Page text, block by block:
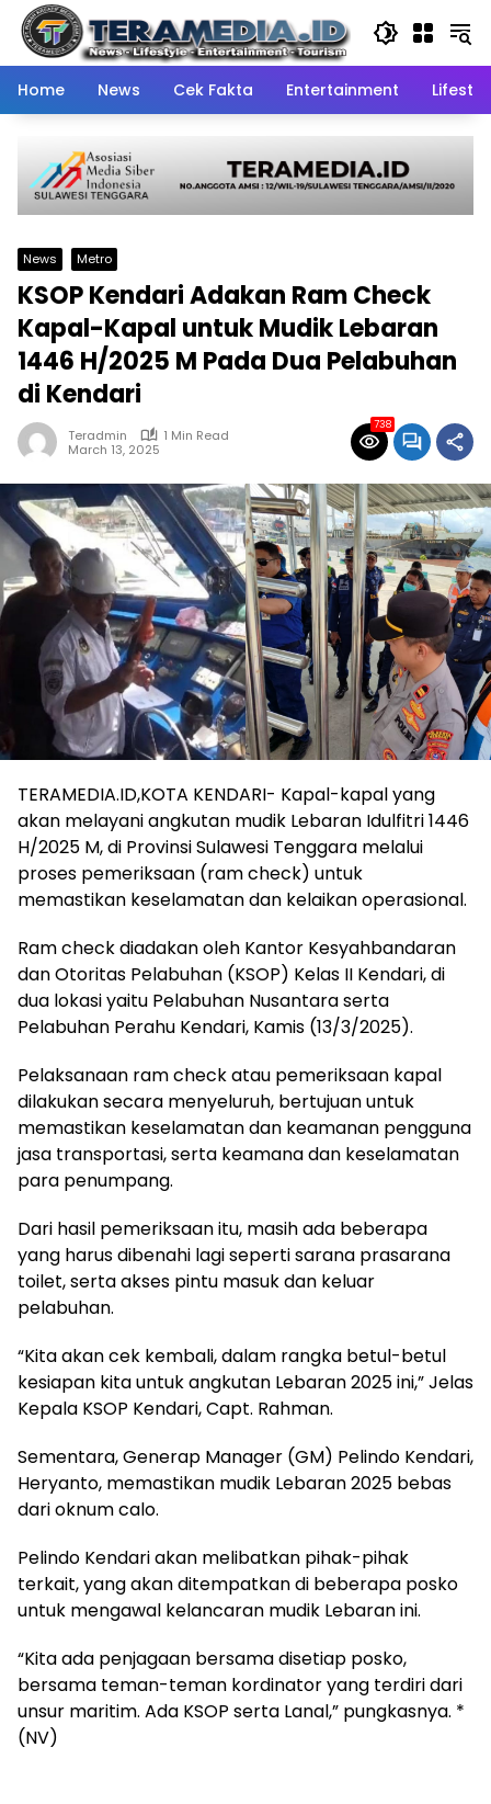
Skip
content
Home
News Cek Fakta Entertainment
News Metro
KSOP Kendari Adakan Ram Check
Kapal-Kapal untuk Mudik Lebaran
1446 H/2025 M Pada Dua Pelabuhan
di Kendari
Teradmin
1 Min Read
March 13, 2025
738
TERAMEDIA.ID,KOTA KENDARI- Kapal-kapal yang
akan melayani angkutan mudik Lebaran Idulfitri 1446
H/2025 M, di Provinsi Sulawesi Tenggara melalui
proses pemeriksaan (ram check) untuk
memastikan keselamatan dan kelaikan operasional.
Ram check diadakan oleh Kantor Kesyahbandaran
dan Otoritas Pelabuhan (KSOP) Kelas II Kendari, di
dua lokasi yaitu Pelabuhan Nusantara serta
Pelabuhan Perahu Kendari, Kamis (13/3/2025).
Pelaksanaan ram check atau pemeriksaan kapal
dilakukan secara menyeluruh, bertujuan untuk
memastikan keselamatan dan keamanan pengguna
jasa transportasi, serta keamana dan keselamatan
para penumpang.
Dari hasil pemeriksaan itu, masih ada beberapa
yang harus dibenahi lagi seperti sarana prasarana
toilet, serta akses pintu masuk dan keluar
pelabuhan.
“Kita akan cek kembali, dalam rangka betul-betul
kesiapan kita untuk angkutan Lebaran 2025 ini,” Jelas
Kepala KSOP Kendari, Capt. Rahman.
Sementara, Generap Manager (GM) Pelindo Kendari,
Heryanto, memastikan mudik Lebaran 2025 bebas
dari oknum calo.
Pelindo Kendari akan melibatkan pihak-pihak
terkait, yang akan ditempatkan di beberapa posko
untuk mengawal kelancaran mudik Lebaran ini.
“Kita ada penjagaan bersama disetiap posko,
bersama teman-teman kordinator yang terdiri dari
unsur maritim. Ada KSOP serta Lanal,” pungkasnya. *
(NV)